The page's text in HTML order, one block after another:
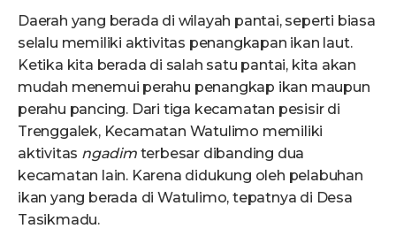
Daerah yang berada di wilayah pantai, seperti biasa
selalu memiliki aktivitas penangkapan ikan laut.
Ketika kita berada di salah satu pantai, kita akan
mudah menemui perahu penangkap ikan maupun
perahu pancing. Dari tiga kecamatan pesisir di
Trenggalek, Kecamatan Watulimo memiliki
aktivitas ngadimterbesar dibanding dua
kecamatan lain. Karena didukung oleh pelabuhan
ikan yang berada di Watulimo, tepatnya di Desa
Tasikmadu.